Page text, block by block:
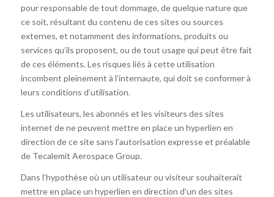
pour responsable de tout dommage, de quelque nature que
ce soit, résultant du contenu de ces sites ou sources
externes, et notamment des informations, produits ou
services qu’ils proposent, ou de tout usage qui peut être fait
de ces éléments. Les risques liés à cette utilisation
incombent pleinement à l’internaute, qui doit se conformer à
leurs conditions d’utilisation.
Les utilisateurs, les abonnés et les visiteurs des sites
internet de ne peuvent mettre en place un hyperlien en
direction de ce site sans l’autorisation expresse et préalable
de Tecalemit Aerospace Group.
Dans l’hypothèse où un utilisateur ou visiteur souhaiterait
mettre en place un hyperlien en direction d’un des sites